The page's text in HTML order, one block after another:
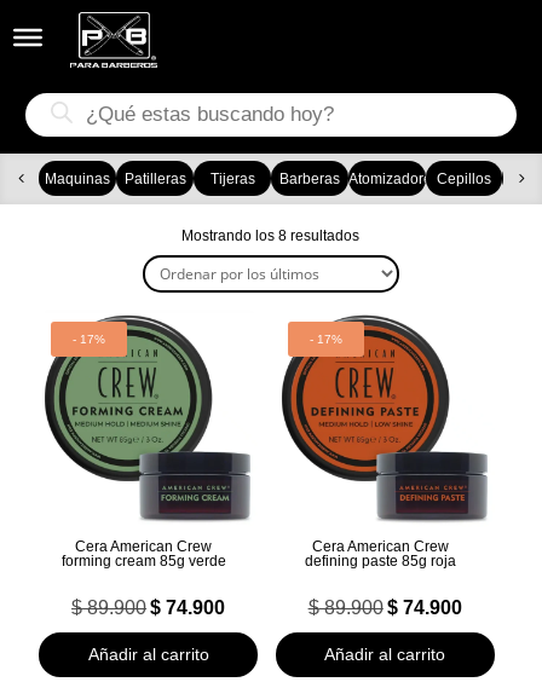
Búsqueda
de
productos
Maquinas Patilleras Tijeras Barberas AtomizadoresCepillos
Mostrando los 8 resultadosOrdenado
por
los
últimos
- 17%
Cera American Crew
forming cream 85g verde
$89.900 El
precio
original
era:
$ 74.900
actual
$ 74.900.
Añadir al carrito
- 17%
Cera American Crew
defining paste 85g roja
$89.900 El
precio
original
era:
$74.900El
actual
$ 74.900.
Añadir al carrito